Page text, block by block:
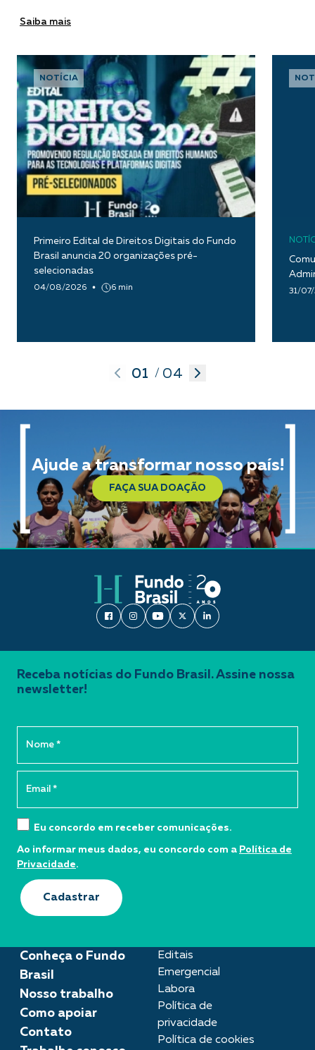
Saiba mais
NOTÍCIA
Primeiro Edital de Direitos Digitais do Fundo
Brasil anuncia 20 organizações pré-
selecionadas
04/08/2026 6 min 31/
01 / 04
Ajude a transformar nosso país!
FAÇA SUA DOAÇÃO
Conheça o Fundo
Brasil
Nosso trabalho
Como apoiar
Contato
Editais
Emergencial
Labora
Política de
privacidade
Política de cookies
Receba notícias do Fundo Brasil. Assine nossa
newsletter!
Eu concordo em receber comunicações.
Ao informar meus dados, eu concordo com a Política de
Privacidade.
Cadastrar